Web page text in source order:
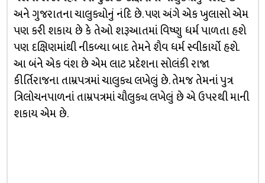
અને ગુજરાતના ચાલુક્યોનું નંદિ છે. પણ અંગે એક ખુલાસો એમ
પણ કરી શકાય છે કે તેઓ શરૂઆતમાં વિષ્ણુ ધર્મ પાળતા હશે
પણ દક્ષિણમાંથી નીકળ્યા બાદ તેમને શૈવ ધર્મ સ્વીકાર્યો હશે.
આ બંને એક વંશ છે એમ લાટ પ્રદેશના સોલંકી રાજા
કીર્તિરાજના તામ્રપત્રમાં ચાલુક્ય લખેલું છે. તેમજ તેમનાં પુત્ર
ત્રિલોચનપાળનાં તામ્રપત્રમાં ચૌલુક્ય લખેલું છે એ ઉપરથી માની
શકાય એમ છે.